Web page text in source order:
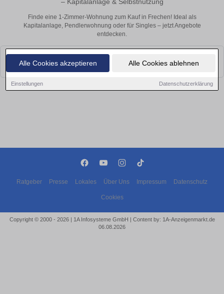
Alle Cookies akzeptieren Alle Cookies ablehnen
Einstellungen Datenschutzerklärung
Finde eine 1-Zimmer-Wohnung zum Kauf in Frechen! Ideal als
Kapitalanlage, Pendlerwohnung oder für Singles – jetzt Angebote
entdecken.
Leider konnten wir derzeit keine passenden Objekte finden. Schauen Sie
bald wieder vorbei!
Ratgeber Presse Lokales Über Uns Impressum Datenschutz
Cookies
Copyright © 2000 - 2026 | 1A Infosysteme GmbH | Content by: 1A-Anzeigenmarkt.de
06.08.2026